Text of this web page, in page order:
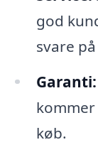
god
svare
Garanti:
køb.